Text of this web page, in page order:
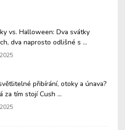
vs. Halloween: Dva svátky
dva naprosto odlišné s ...
přibírání, otoky a únava?
za tím stojí Cush ...